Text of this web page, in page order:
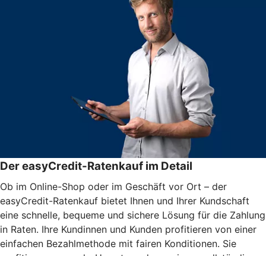
Der easyCredit-Ratenkauf im Detail
Ob im Online-Shop oder im Geschäft vor Ort – der
easyCredit-Ratenkauf bietet Ihnen und Ihrer Kundschaft
eine schnelle, bequeme und sichere Lösung für die Zahlung
in Raten. Ihre Kundinnen und Kunden profitieren von einer
einfachen Bezahlmethode mit fairen Konditionen. Sie